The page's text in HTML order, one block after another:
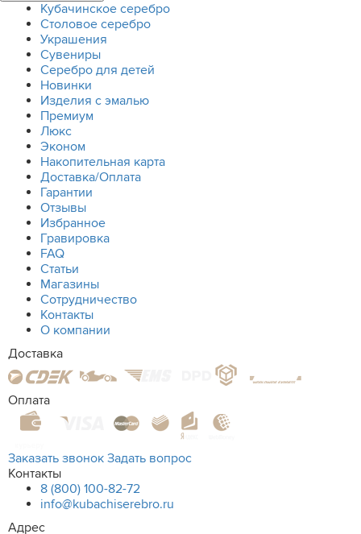
Кубачинское серебро
Столовое серебро
Украшения
Сувениры
Серебро для детей
Новинки
Изделия с эмалью
Премиум
Люкс
Эконом
Накопительная карта
Доставка/Оплата
Гарантии
Отзывы
Избранное
Гравировка
FAQ
Статьи
Магазины
Сотрудничество
Контакты
О компании
Доставка
Оплата
Заказать звонок Задать вопрос
Контакты
8 (800) 100-82-72
info@kubachiserebro.ru
Адрес